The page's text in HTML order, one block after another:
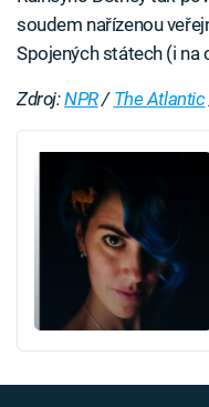
soudem nařízenou
Spojených státech (i na
Zdroj:NPR/ The Atlantic